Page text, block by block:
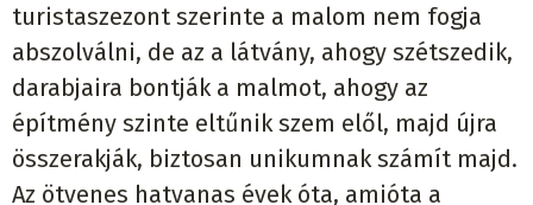
turistaszezont szerinte a malom nem fogja
abszolválni, de az a látvány, ahogy szétszedik,
darabjaira bontják a malmot, ahogy az
építmény szinte eltűnik szem elől, majd újra
összerakják, biztosan unikumnak számít majd.
Az ötvenes hatvanas évek óta, amióta a